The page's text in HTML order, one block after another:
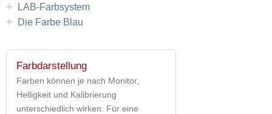
+ LAB-Farbsystem
+ Die Farbe Blau
Farbdarstellung
Farben können je nach Monitor,
Helligkeit und Kalibrierung
unterschiedlich wirken. Für eine